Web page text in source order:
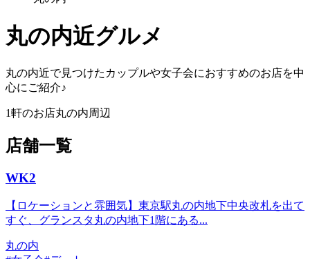
丸の内近グルメ
丸の内近で見つけたカップルや女子会におすすめのお店を中
心にご紹介♪
1軒のお店丸の内周辺
店舗一覧
WK2
【ロケーションと雰囲気】東京駅丸の内地下中央改札を出て
すぐ、グランスタ丸の内地下1階にある...
丸の内